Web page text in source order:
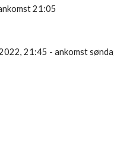
21:05
21:45 - ankomst